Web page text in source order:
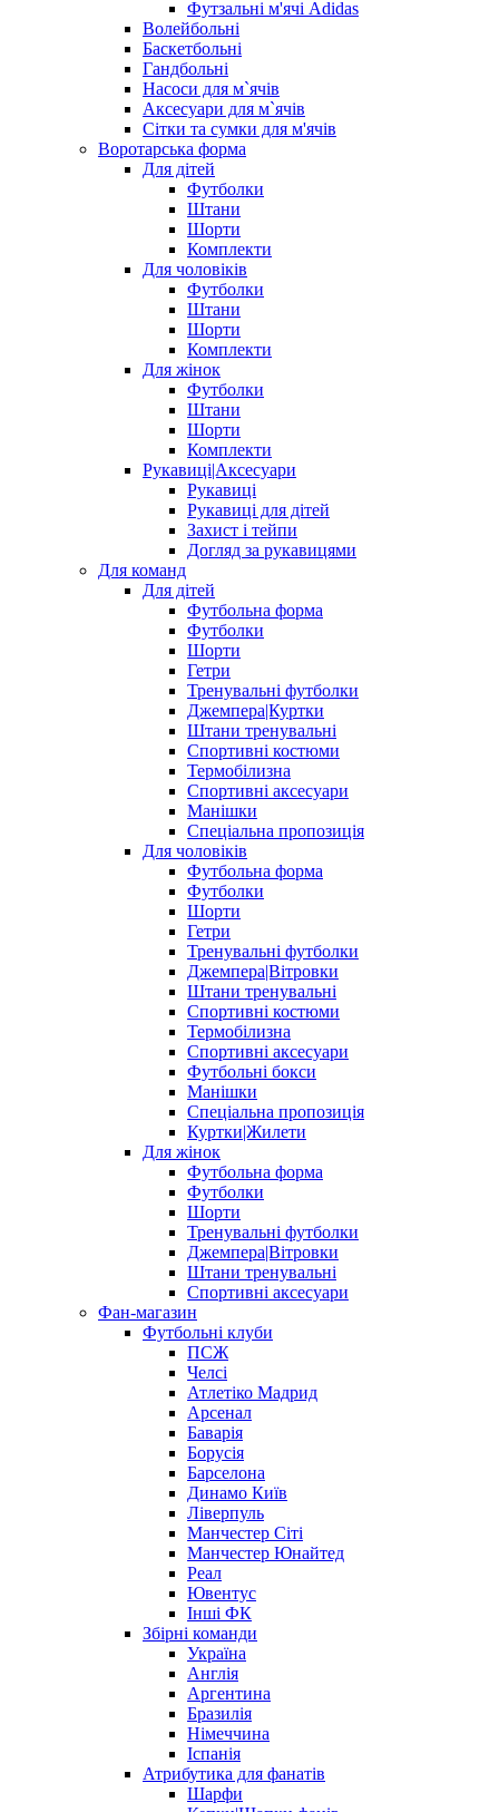
Футзальні м'ячі Adidas
Волейбольні
Баскетбольні
Гандбольні
Насоси для м`ячів
Аксесуари для м`ячів
Сітки та сумки для м'ячів
Воротарська форма
Для дітей
Футболки
Штани
Шорти
Комплекти
Для чоловіків
Футболки
Штани
Шорти
Комплекти
Для жінок
Футболки
Штани
Шорти
Комплекти
Рукавиці|Аксесуари
Рукавиці
Рукавиці для дітей
Захист і тейпи
Догляд за рукавицями
Для команд
Для дітей
Футбольна форма
Футболки
Шорти
Гетри
Тренувальні футболки
Джемпера|Куртки
Штани тренувальні
Спортивні костюми
Термобілизна
Спортивні аксесуари
Манішки
Спеціальна пропозиція
Для чоловіків
Футбольна форма
Футболки
Шорти
Гетри
Тренувальні футболки
Джемпера|Вітровки
Штани тренувальні
Спортивні костюми
Термобілизна
Спортивні аксесуари
Футбольні бокси
Манішки
Спеціальна пропозиція
Куртки|Жилети
Для жінок
Футбольна форма
Футболки
Шорти
Тренувальні футболки
Джемпера|Вітровки
Штани тренувальні
Спортивні аксесуари
Фан-магазин
Футбольні клуби
ПСЖ
Челсі
Атлетіко Мадрид
Арсенал
Баварія
Борусія
Барселона
Динамо Київ
Ліверпуль
Манчестер Сіті
Манчестер Юнайтед
Реал
Ювентус
Інші ФК
Збірні команди
Україна
Англія
Аргентина
Бразилія
Німеччина
Іспанія
Атрибутика для фанатів
Шарфи